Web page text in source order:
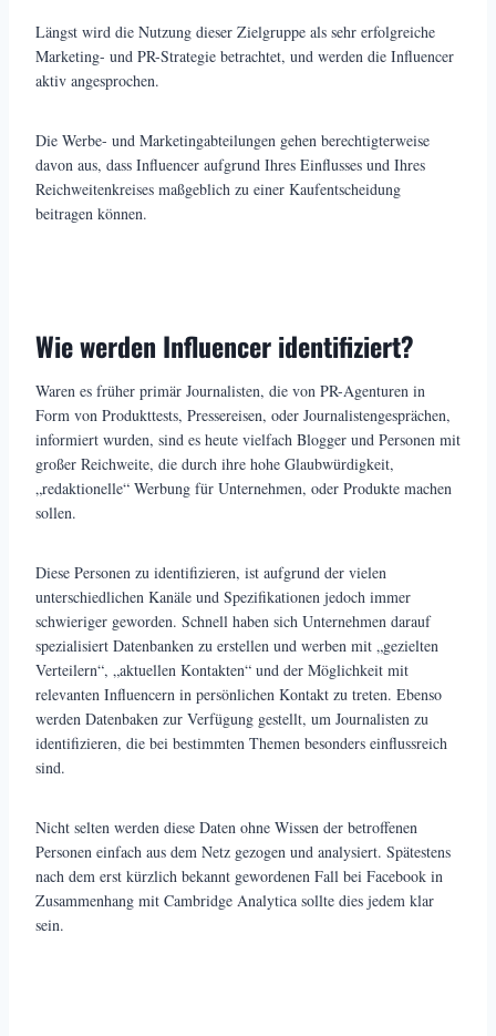
Längst wird die Nutzung dieser Zielgruppe als sehr erfolgreiche
Marketing- und PR-Strategie betrachtet, und werden die Influencer
aktiv angesprochen.
Die Werbe- und Marketingabteilungen gehen berechtigterweise
davon aus, dass Influencer aufgrund Ihres Einflusses und Ihres
Reichweitenkreises maßgeblich zu einer Kaufentscheidung
beitragen können.
Wie werden Influencer identifiziert?
Waren es früher primär Journalisten, die von PR-Agenturen in
Form von Produkttests, Pressereisen, oder Journalistengesprächen,
informiert wurden, sind es heute vielfach Blogger und Personen mit
großer Reichweite, die durch ihre hohe Glaubwürdigkeit,
„redaktionelle“ Werbung für Unternehmen, oder Produkte machen
sollen.
Diese Personen zu identifizieren, ist aufgrund der vielen
unterschiedlichen Kanäle und Spezifikationen jedoch immer
schwieriger geworden. Schnell haben sich Unternehmen darauf
spezialisiert Datenbanken zu erstellen und werben mit „gezielten
Verteilern“, „aktuellen Kontakten“ und der Möglichkeit mit
relevanten Influencern in persönlichen Kontakt zu treten. Ebenso
werden Datenbaken zur Verfügung gestellt, um Journalisten zu
identifizieren, die bei bestimmten Themen besonders einflussreich
sind.
Nicht selten werden diese Daten ohne Wissen der betroffenen
Personen einfach aus dem Netz gezogen und analysiert. Spätestens
nach dem erst kürzlich bekannt gewordenen Fall bei Facebook in
Zusammenhang mit Cambridge Analytica sollte dies jedem klar
sein.